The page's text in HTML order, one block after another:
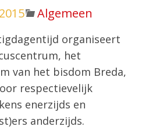
Algemeen
organiseert
het
van het bisdom Breda,
respectievelijk
enerzijds en
anderzijds.